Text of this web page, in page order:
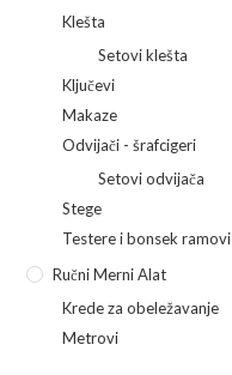
Klešta
Setovi klešta
Ključevi
Makaze
Odvijači - šrafcigeri
Setovi odvijača
Stege
Testere i bonsek ramovi
Ručni Merni Alat
Krede za obeležavanje
Metrovi